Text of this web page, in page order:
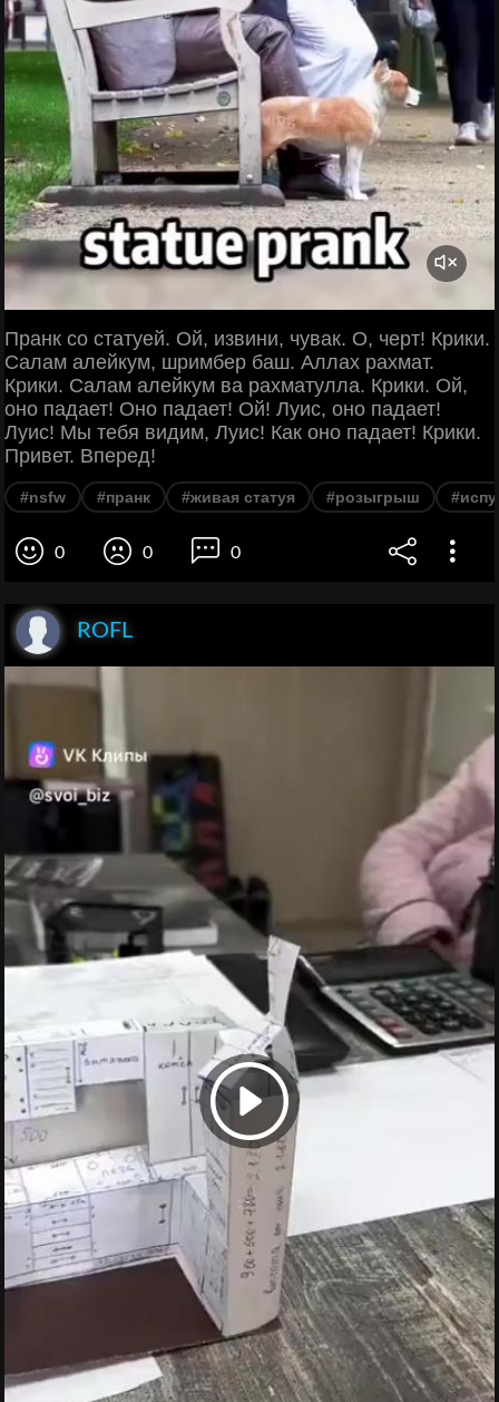
Пранк со статуей. Ой, извини, чувак. О, черт! Крики.
Салам алейкум, шримбер баш. Аллах рахмат.
Крики. Салам алейкум ва рахматулла. Крики. Ой,
оно падает! Оно падает! Ой! Луис, оно падает!
Луис! Мы тебя видим, Луис! Как оно падает! Крики.
Привет. Вперед!
#nsfw #пранк #живая статуя #розыгрыш
0 0 0
ROFL